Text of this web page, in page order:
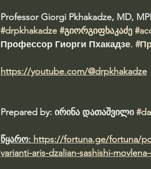
Professor Giorgi Pkhakadze, MD,
#drpkhakadze #გიორგიფხაკაძე
Профессор Гиорги Пхакадзе.
https://youtube.com/@drpkhakadze
Prepared by: ირინა დათაშვილი
წყარო: https://fortuna.ge/fortuna/
varianti-aris-dzalian-sashishi-